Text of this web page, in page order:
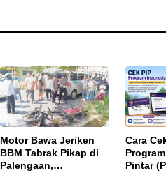
Motor Bawa Jeriken
BBM Tabrak Pikap di
Palengaan,
Cara
Pintar